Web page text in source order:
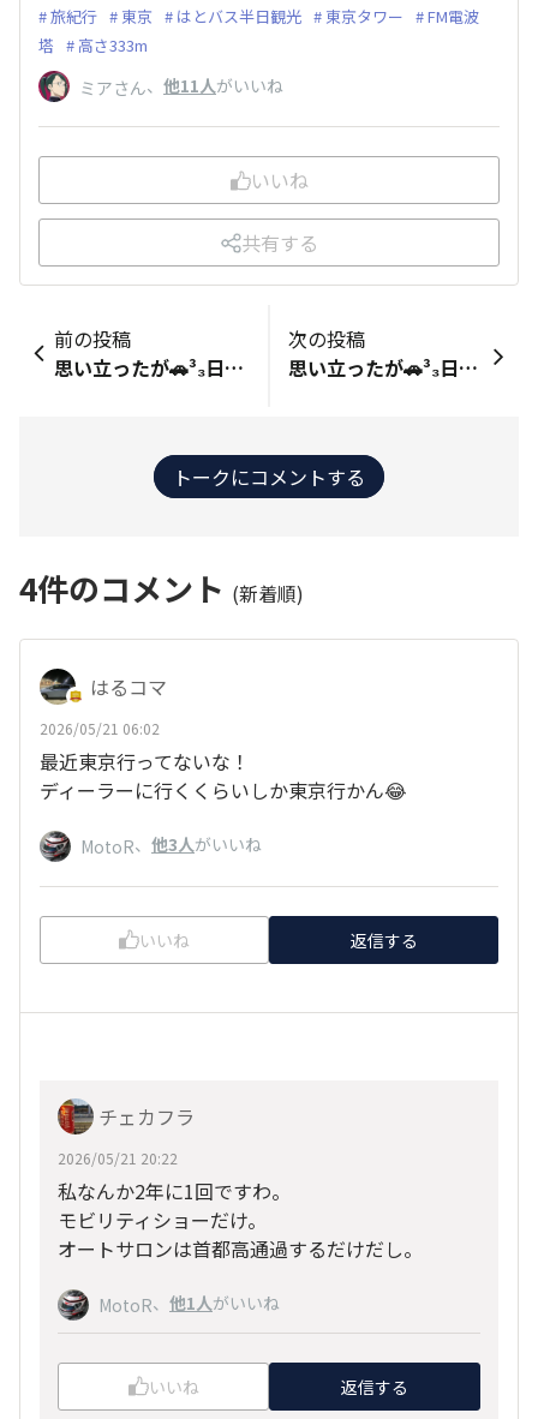
旅紀行 東京 はとバス半日観光 東京タワー
FM電波
塔
高さ333m
ミアさん、 他11人がいいね
いいね
共有する
前の投稿
思い立ったが🚗³₃日和！①コレって有言実行⁉️🙄 🐢 山肌を登っていくみたいな雲だね 付近は濃霧注意報が出てるけど 高速道路は それほど影響ないみたい 晴れるかなぁ🤔 (・­­--・)ŧ‹”ŧ‹” そうだね 予報では今日は☀️なんだけど 湿度が高めみたいだから 霧が発生してるのかなぁ 目的地に着くまでに晴れてくれると良いね 🐢ŧ‹”ŧ‹” うん、 談合坂SAからの眺めは ちょっと幻想的だね
次の投稿
思い立ったが🚗³₃日和！②見えぬなら見えるまで待とう富士の山🗻😊 🐢 う〜ん、 まだ雲が残ってて空が見えないね でも 段々と明るくなってきたし お日様も見え始めたから もう少しかな😃 (・­­--・) うん、 ちょうど綺麗な花が咲いてるから 散策しながら時間を潰そう 河口湖畔にある【大石公園】 花の公園として有名なスポットだよ☝️ まあまあ広い駐車場もあるから 停めやすい 河口湖大橋近くの賑やかなスポットから少し離れてるから 橋を渡ってからの湖畔沿いを走る湖北ビューラインも楽しいね😊 🐢 ネモフィラって言うのかな？ 綺麗な青😲 他にも 色とりどりの花がよく手入れされていて 綺麗だね🤩 (・­­--・) 僕たちが着いたのが7時過ぎなんだけど 既に続々と人が集まって来てる しかも インバウンドの個人旅行の車ばかり😲 みんな、早起きだね 周辺に泊まってるのかなぁ でもせっかく遠くから来たのに 富士山と花のコラボを見てもらえなくて残念だなぁ 時間がある人は 僕らみたいに晴れるのを待ってるみたいだけど 段々と雲が取れてきたからもう少し… 花を見たり、湖畔を約30分ほど散策🐢«« 🐢 バスピスくん、見て見て！ やっと 姿が… 富士山さん、おはよう❗️(^o^) 【大石公園紹介】 https://www.fuji-net.co.jp/report/cat-tourism-event/978/
トークにコメントする
4件のコメント (新着順)
はるコマ
2026/05/21 06:02
最近東京行ってないな！
ディーラーに行くくらいしか東京行かん😂
MotoR、 他3人がいいね
いいね 返信する
チェカフラ
2026/05/21 20:22
私なんか2年に1回ですわ。
モビリティショーだけ。
オートサロンは首都高通過するだけだし。
MotoR、 他1人がいいね
いいね 返信する